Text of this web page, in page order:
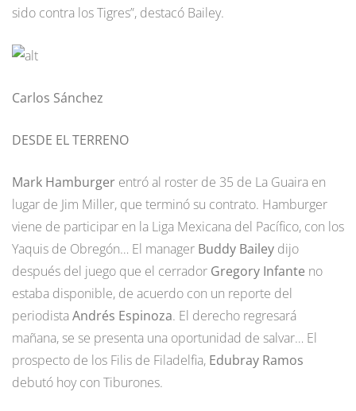
sido contra los Tigres”, destacó Bailey.
Carlos Sánchez
DESDE EL TERRENO
Mark Hamburger entró al roster de 35 de La Guaira en
lugar de Jim Miller, que terminó su contrato. Hamburger
viene de participar en la Liga Mexicana del Pacífico, con los
Yaquis de Obregón… El manager Buddy Bailey dijo
después del juego que el cerrador Gregory Infante no
estaba disponible, de acuerdo con un reporte del
periodistaAndrés Espinoza. El derecho regresará
mañana, se se presenta una oportunidad de salvar… El
prospecto de los Filis de Filadelfia, Edubray Ramos
debutó hoy con Tiburones.